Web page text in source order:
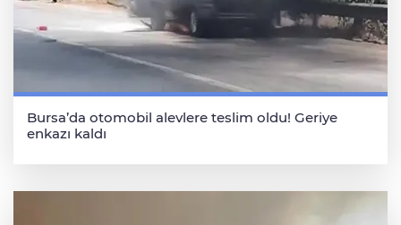
Bursa’da otomobil alevlere teslim oldu! Geriye
enkazı kaldı